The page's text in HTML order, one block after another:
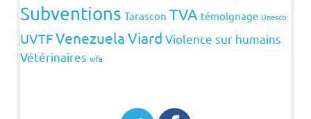
Subventions Tarascon TVA témoignage Unesco
UVTFVenezuelaViard Violence sur humains
Vétérinaires wfa